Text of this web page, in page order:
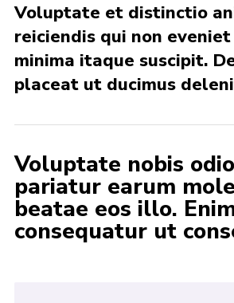
Voluptate et distinctio
reiciendis qui non
minima itaque suscipit.
placeat ut ducimus
Voluptate nobis
pariatur earum
beatae eos illo.
consequatur ut